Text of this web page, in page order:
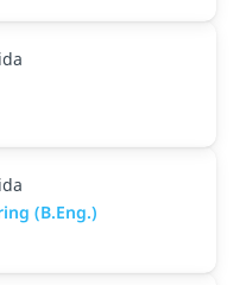
(B.Eng.)